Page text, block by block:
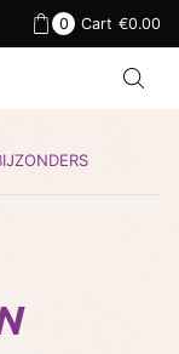
0 Cart €0.00